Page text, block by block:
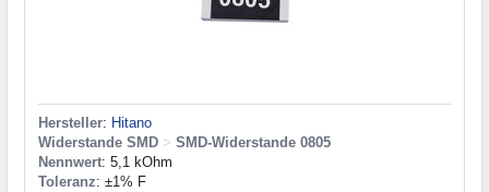
Hersteller: Hitano
Widerstande SMD > SMD-Widerstande 0805
Nennwert: 5,1 kOhm
Toleranz: ±1% F